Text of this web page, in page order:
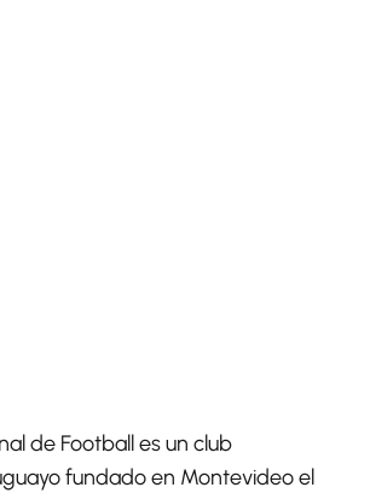
de Football es un club
fundado en Montevideo el